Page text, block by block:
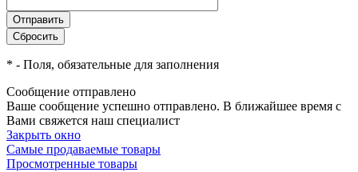
* - Поля, обязательные для заполнения
Сообщение отправлено
Ваше сообщение успешно отправлено. В ближайшее время с
Вами свяжется наш специалист
Закрыть окно
Самые продаваемые товары
Просмотренные товары